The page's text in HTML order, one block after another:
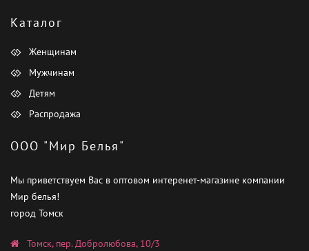
Каталог
Женщинам
Мужчинам
Детям
Распродажа
ООО "Мир Белья"
Мы приветствуем Вас в оптовом интеренет-магазине компании
Мир белья!
город Томск
Томск, пер. Добролюбова, 10/3